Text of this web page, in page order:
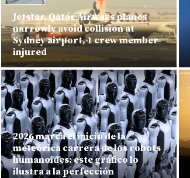
Jetstar, Qatar Airways planes
narrowly avoid collision at
Sydney airport, 1 crew member
injured
2026 marca el inicio de la
meteórica carrera de los robots
humanoides: este gráfico lo
ilustra a la perfección